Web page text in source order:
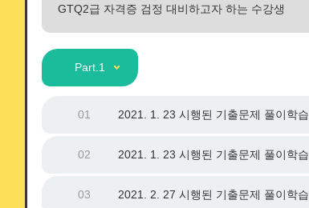
GTQ2급 자격증 검정 대비하고자 하는 수강생
Part.1
01 2021. 1. 23 시행된 기출문제 풀이학습
02 2021. 1. 23 시행된 기출문제 풀이학습
03 2021. 2. 27 시행된 기출문제 풀이학습